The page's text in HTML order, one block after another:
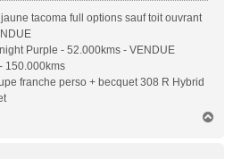
tacoma full options sauf toit ouvrant
Purple - 52.000kms - VENDUE
150.000kms
franche perso + becquet 308 R Hybrid